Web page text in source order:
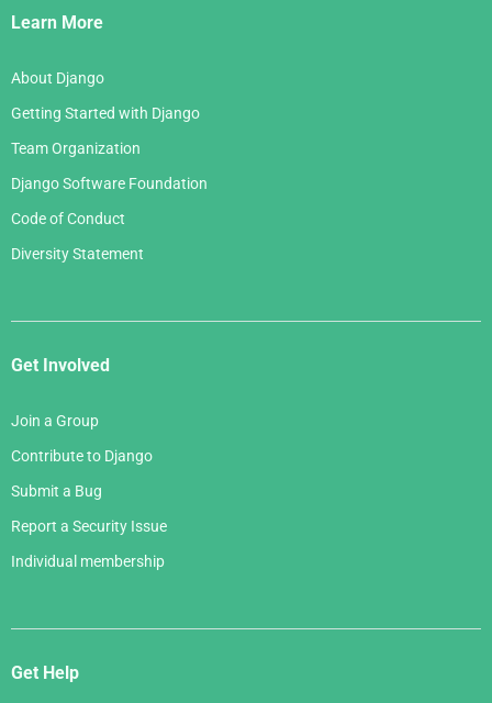
Links
Learn More
About Django
Getting Started with Django
Team Organization
Django Software Foundation
Code of Conduct
Diversity Statement
Get Involved
Join a Group
Contribute to Django
Submit a Bug
Report a Security Issue
Individual membership
Get Help